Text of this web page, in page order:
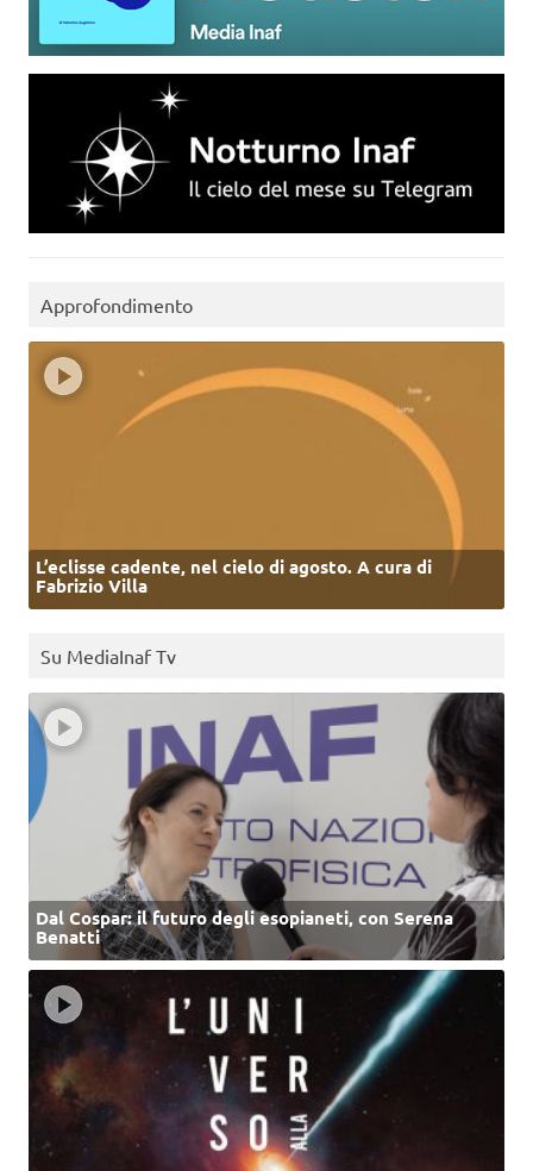
Approfondimento
L’eclisse cadente, nel cielo di agosto. A cura di
Fabrizio Villa
Su MediaInaf Tv
Dal Cospar: il futuro degli esopianeti, con Serena
Benatti